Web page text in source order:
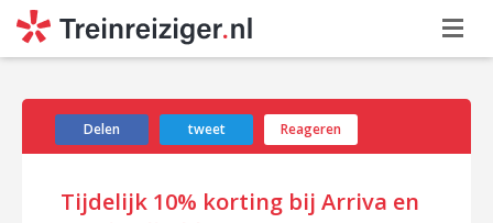
Delen tweet Reageren
Tijdelijk 10% korting bij Arriva en